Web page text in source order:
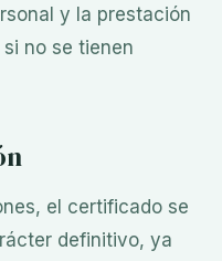
y la prestación
no se tienen
el certificado se
definitivo, ya